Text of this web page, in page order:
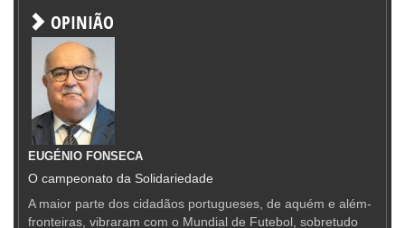
OPINIÃO
EUGÉNIO FONSECA
O campeonato da Solidariedade
A maior parte dos cidadãos portugueses, de aquém e além-
fronteiras, vibraram com o Mundial de Futebol, sobretudo